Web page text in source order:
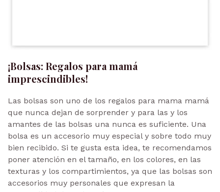
¡Bolsas: Regalos para mamá
imprescindibles!
Las bolsas son uno de los regalos para mama mamá
que nunca dejan de sorprender y para las y los
amantes de las bolsas una nunca es suficiente. Una
bolsa es un accesorio muy especial y sobre todo muy
bien recibido. Si te gusta esta idea, te recomendamos
poner atención en el tamaño, en los colores, en las
texturas y los compartimientos, ya que las bolsas son
accesorios muy personales que expresan la